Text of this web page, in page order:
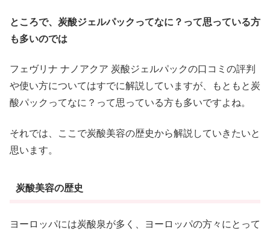
ところで、炭酸ジェルパックってなに？って思っている方
も多いのでは
フェヴリナ ナノアクア 炭酸ジェルパックの口コミの評判
や使い方についてはすでに解説していますが、もともと炭
酸パックってなに？って思っている方も多いですよね。
それでは、ここで炭酸美容の歴史から解説していきたいと
思います。
炭酸美容の歴史
ヨーロッパには炭酸泉が多く、ヨーロッパの方々にとって